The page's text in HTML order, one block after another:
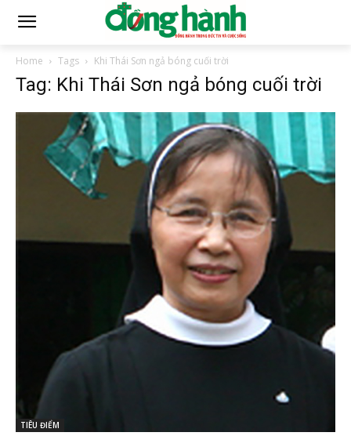
Home Tags Khi Thái Sơn ngả bóng cuối trời
Tag: Khi Thái Sơn ngả bóng cuối trời
TIÊU ĐIỂM